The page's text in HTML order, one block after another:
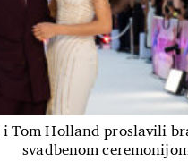
i Tom Holland proslavili
svadbenom